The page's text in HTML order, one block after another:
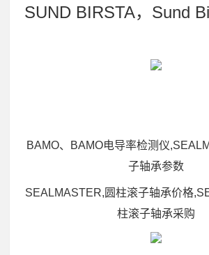
SUND BIRSTA，Sund
BAMO、BAMO电导率检测仪
子轴承参数
SEALMASTER,圆柱滚子轴承价格
柱滚子轴承采购